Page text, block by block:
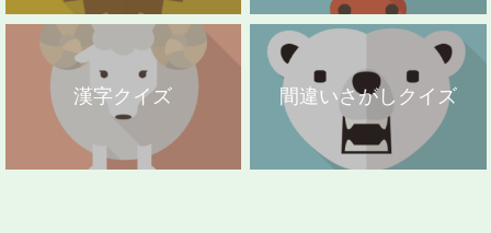
漢字クイズ 間違いさがしクイズ